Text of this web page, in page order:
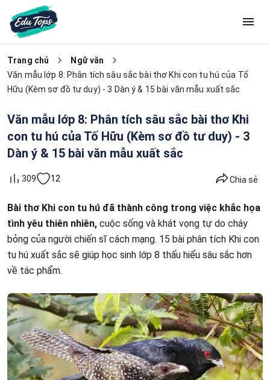
Trang chủ
Ngữ văn
Văn mẫu lớp 8: Phân tích sâu sắc bài thơ Khi con tu hú của Tố
Hữu (Kèm sơ đồ tư duy) - 3 Dàn ý & 15 bài văn mẫu xuất sắc
Văn mẫu lớp 8: Phân tích sâu sắc bài thơ Khi
con tu hú của Tố Hữu (Kèm sơ đồ tư duy) - 3
Dàn ý & 15 bài văn mẫu xuất sắc
309 12 Chia sẻ
Bài thơ Khi con tu hú đã thành công trong việc khắc họa
tình yêu thiên nhiên, cuộc sống và khát vọng tự do cháy
bỏng của người chiến sĩ cách mạng. 15 bài phân tích Khi con
tu hú xuất sắc sẽ giúp học sinh lớp 8 thấu hiểu sâu sắc hơn
về tác phẩm.